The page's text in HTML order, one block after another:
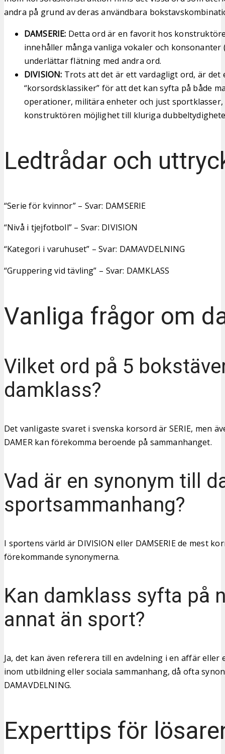
andra på grund av deras användbara
DAMSERIE: Detta ord är en favorit hos
innehåller många vanliga vokaler och konsonanter
underlättar flätning med andra ord.
DIVISION: Trots att det är ett vardagligt ord, är det
“korsordsklassiker” för att det kan syfta på både
operationer, militära enheter och just
konstruktören möjlighet till kluriga
Ledtrådar och
“Serie för kvinnor” – Svar: DAMSERIE
“Nivå i tjejfotboll” – Svar: DIVISION
“Kategori i varuhuset” – Svar: DAMAVDELNING
“Gruppering vid tävling” – Svar: DAMKLASS
Vanliga frågor om
Vilket ord på 5
damklass?
Det vanligaste svaret i svenska korsord är SERIE, men
DAMER kan förekomma beroende på sammanhanget.
Vad är en synonym till
sportsammanhang?
I sportens värld är DIVISION eller DAMSERIE de mest
förekommande synonymerna.
Kan damklass syfta på
annat än sport?
Ja, det kan även referera till en avdelning i en affär eller
inom utbildning eller sociala sammanhang, då ofta
DAMAVDELNING.
Experttips för